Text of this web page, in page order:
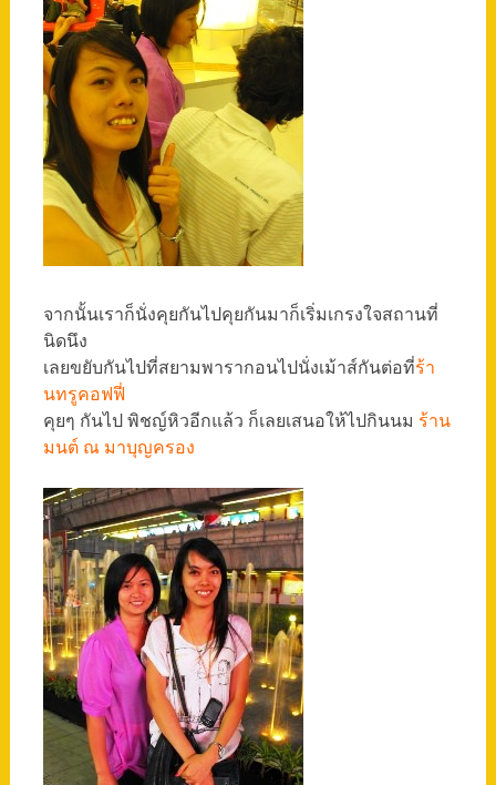
จากนั้นเราก็นั่งคุยกันไปคุยกันมาก็เริ่มเกรงใจสถานที่
นิดนึง
เลยขยับกันไปที่สยามพารากอนไปนั่งเม้าส์กันต่อที่ร้า
นทรูคอฟฟี่
คุยๆ กันไป พิชญ์หิวอีกแล้ว ก็เลยเสนอให้ไปกินนม ร้าน
มนต์ ณ มาบุญครอง